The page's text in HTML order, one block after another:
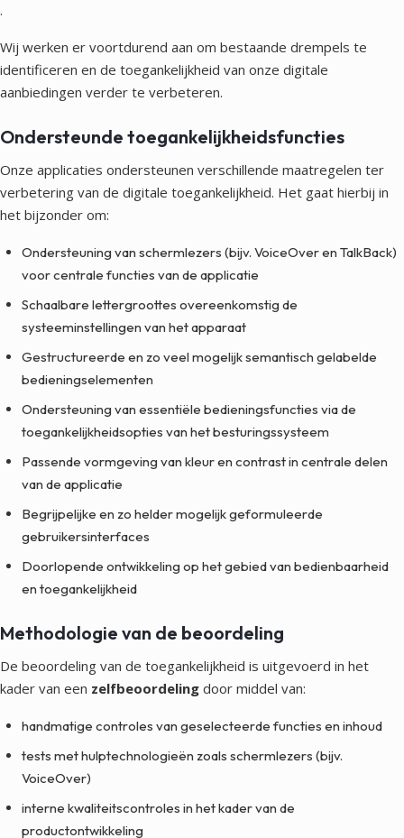
.
Wij werken er voortdurend aan om bestaande drempels te
identificeren en de toegankelijkheid van onze digitale
aanbiedingen verder te verbeteren.
Ondersteunde toegankelijkheidsfuncties
Onze applicaties ondersteunen verschillende maatregelen ter
verbetering van de digitale toegankelijkheid. Het gaat hierbij in
het bijzonder om:
Ondersteuning van schermlezers (bijv. VoiceOver en TalkBack)
voor centrale functies van de applicatie
Schaalbare lettergroottes overeenkomstig de
systeeminstellingen van het apparaat
Gestructureerde en zo veel mogelijk semantisch gelabelde
bedieningselementen
Ondersteuning van essentiële bedieningsfuncties via de
toegankelijkheidsopties van het besturingssysteem
Passende vormgeving van kleur en contrast in centrale delen
van de applicatie
Begrijpelijke en zo helder mogelijk geformuleerde
gebruikersinterfaces
Doorlopende ontwikkeling op het gebied van bedienbaarheid
en toegankelijkheid
Methodologie van de beoordeling
De beoordeling van de toegankelijkheid is uitgevoerd in het
kader van een zelfbeoordeling door middel van:
handmatige controles van geselecteerde functies en inhoud
tests met hulptechnologieën zoals schermlezers (bijv.
VoiceOver)
interne kwaliteitscontroles in het kader van de
productontwikkeling